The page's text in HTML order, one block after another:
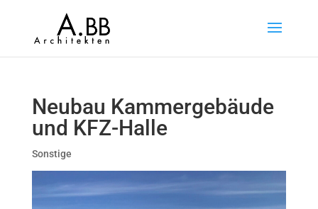
Neubau Kammergebäude
und KFZ-Halle
Sonstige